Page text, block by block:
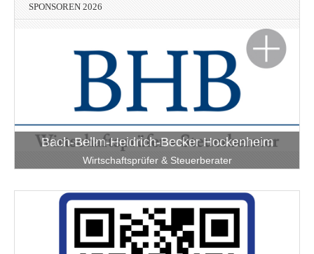
SPONSOREN 2026
Bach-Bellm-Heidrich-Becker Hockenheim
Wirtschaftsprüfer & Steuerberater